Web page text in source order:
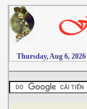
Thursday, Aug 6, 2026